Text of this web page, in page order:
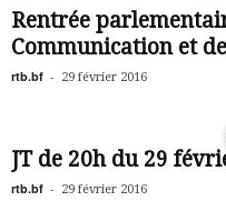
Rentrée
Communication et
rtb.bf - 29 février 2016
JT de 20h du 29
rtb.bf - 29 février 2016